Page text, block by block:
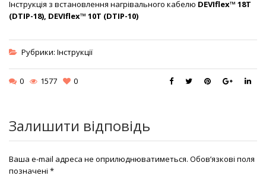
Інструкція з встановлення нагрівального кабелю DEVIflex™ 18T
(DTIP-18), DEVIflex™ 10T (DTIP-10)
Рубрики: Інструкції
0 1577 0
Залишити відповідь
Ваша e-mail адреса не оприлюднюватиметься. Обов’язкові поля
позначені *